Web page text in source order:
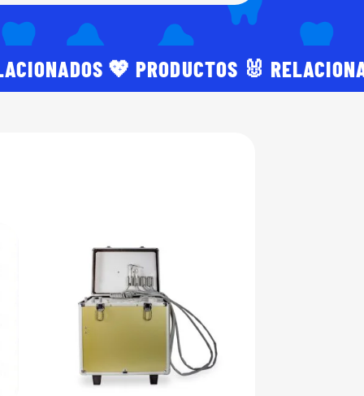
💖 PRODUCTOS 🐰